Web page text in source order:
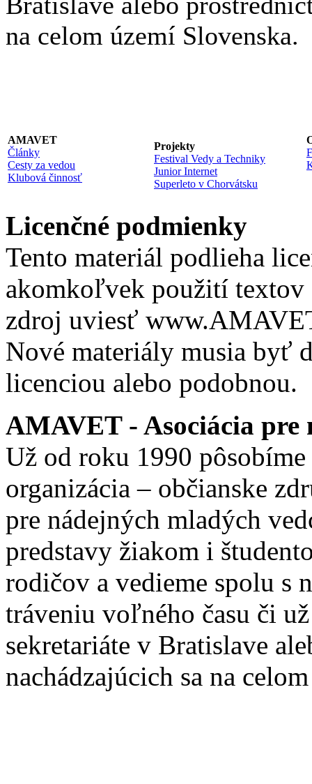
na celom území Slovenska.
AMAVET
Články
Cesty za vedou
Klubová činnosť
Projekty
Festival Vedy a Techniky
Junior Internet
Superleto v Chorvátsku
Licenčné podmienky
Tento materiál podlieha
akomkoľvek použití textov
zdroj uviesť
Nové materiály musia byť
licenciou alebo podobnou.
AMAVET - Asociácia pre
Už od roku 1990
organizácia – občianske
pre nádejných mladých
predstavy žiakom i
rodičov a vedieme spolu s
tráveniu voľného času či
sekretariáte v Bratislave
nachádzajúcich sa na